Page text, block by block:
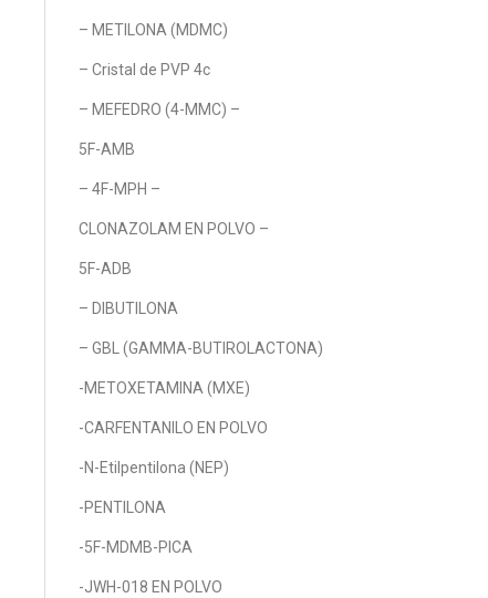
– METILONA (MDMC)
– Cristal de PVP 4c
– MEFEDRO (4-MMC) –
5F-AMB
– 4F-MPH –
CLONAZOLAM EN POLVO –
5F-ADB
– DIBUTILONA
– GBL (GAMMA-BUTIROLACTONA)
-METOXETAMINA (MXE)
-CARFENTANILO EN POLVO
-N-Etilpentilona (NEP)
-PENTILONA
-5F-MDMB-PICA
-JWH-018 EN POLVO